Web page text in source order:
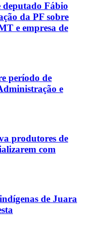
Fábio
da PF sobre
e empresa de
período de
e
produtores de
com
de Juara